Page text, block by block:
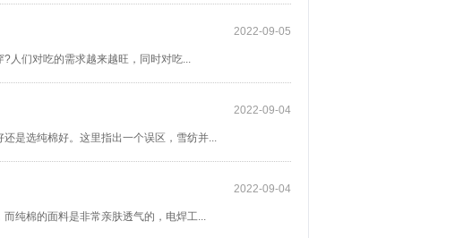
2022-09-05
人们对吃的需求越来越旺，同时对吃...
2022-09-04
是选纯棉好。这里指出一个误区，雪纺并...
2022-09-04
纯棉的面料是非常亲肤透气的，电焊工...